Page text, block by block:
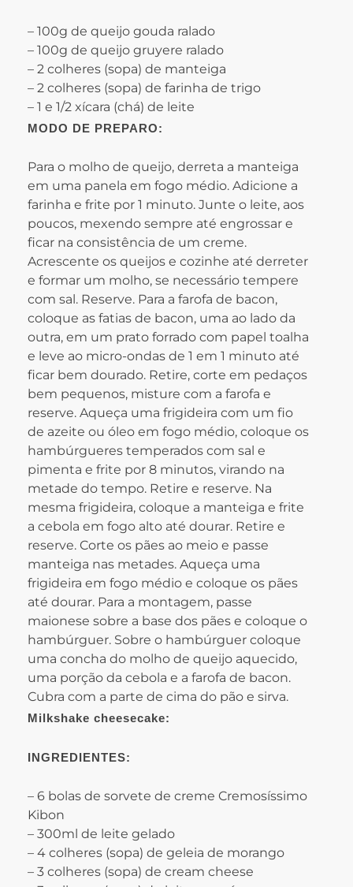
– 100g de queijo gouda ralado
– 100g de queijo gruyere ralado
– 2 colheres (sopa) de manteiga
– 2 colheres (sopa) de farinha de trigo
– 1 e 1/2 xícara (chá) de leite
MODO DE PREPARO:
Para o molho de queijo, derreta a manteiga
em uma panela em fogo médio. Adicione a
farinha e frite por 1 minuto. Junte o leite, aos
poucos, mexendo sempre até engrossar e
ficar na consistência de um creme.
Acrescente os queijos e cozinhe até derreter
e formar um molho, se necessário tempere
com sal. Reserve. Para a farofa de bacon,
coloque as fatias de bacon, uma ao lado da
outra, em um prato forrado com papel toalha
e leve ao micro-ondas de 1 em 1 minuto até
ficar bem dourado. Retire, corte em pedaços
bem pequenos, misture com a farofa e
reserve. Aqueça uma frigideira com um fio
de azeite ou óleo em fogo médio, coloque os
hambúrgueres temperados com sal e
pimenta e frite por 8 minutos, virando na
metade do tempo. Retire e reserve. Na
mesma frigideira, coloque a manteiga e frite
a cebola em fogo alto até dourar. Retire e
reserve. Corte os pães ao meio e passe
manteiga nas metades. Aqueça uma
frigideira em fogo médio e coloque os pães
até dourar. Para a montagem, passe
maionese sobre a base dos pães e coloque o
hambúrguer. Sobre o hambúrguer coloque
uma concha do molho de queijo aquecido,
uma porção da cebola e a farofa de bacon.
Cubra com a parte de cima do pão e sirva.
Milkshake cheesecake:
INGREDIENTES:
– 6 bolas de sorvete de creme Cremosíssimo
Kibon
– 300ml de leite gelado
– 4 colheres (sopa) de geleia de morango
– 3 colheres (sopa) de cream cheese